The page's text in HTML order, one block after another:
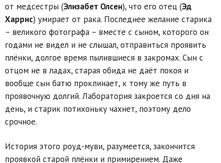
от медсестры (Элизабет Олсен), что его отец (Эд
Харрис) умирает от рака. Последнее желание старика
– великого фотографа – вместе с сыном, которого он
годами не видел и не слышал, отправиться проявить
плёнки, долгое время пылившиеся в закромах. Сын с
отцом не в ладах, старая обида не даёт покоя и
вообще сын батю проклинает, к тому же путь в
проявочную долгий. Лаборатория закроется со дня на
день, и старик потихоньку чахнет, поэтому дело
срочное.
История этого роуд-муви, разумеется, закончится
проявкой старой плёнки и примирением. Даже